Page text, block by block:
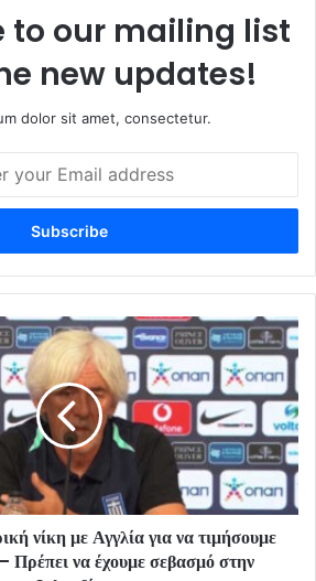
to our mailing list
new updates!
dolor sit amet, consectetur.
νίκη με Αγγλία για να τιμήσουμε
Πρέπει να έχουμε σεβασμό στην